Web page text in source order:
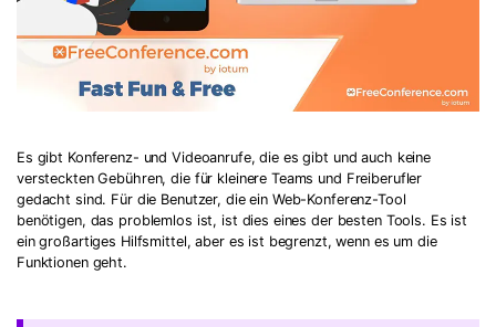
Es gibt Konferenz- und Videoanrufe, die es gibt und auch keine
versteckten Gebühren, die für kleinere Teams und Freiberufler
gedacht sind. Für die Benutzer, die ein Web-Konferenz-Tool
benötigen, das problemlos ist, ist dies eines der besten Tools. Es ist
ein großartiges Hilfsmittel, aber es ist begrenzt, wenn es um die
Funktionen geht.